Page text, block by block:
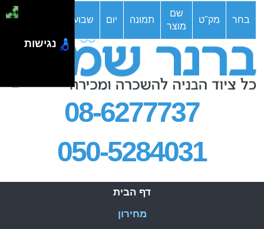
08-6277737
050-5284031
דף הבית
מחירון
בחר מק"ט
שם
מוצר
תמונה יום שבוע
מחיר
נגישות